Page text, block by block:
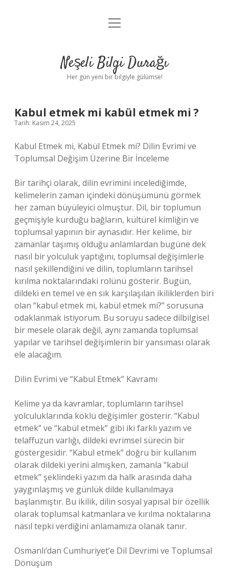
Anasayfa
Yasal Uyarı
menüyü
Neşeli Bilgi Durağı
Her gün yeni bir bilgiyle gülümse!
Kabul etmek mi kabül etmek mi ?
Tarih: Kasım 24, 2025
Kabul Etmek mi, Kabül Etmek mi? Dilin Evrimi ve
Toplumsal Değişim Üzerine Bir İnceleme
Bir tarihçi olarak, dilin evrimini incelediğimde,
kelimelerin zaman içindeki dönüşümünü görmek
her zaman büyüleyici olmuştur. Dil, bir toplumun
geçmişiyle kurduğu bağların, kültürel kimliğin ve
toplumsal yapının bir aynasıdır. Her kelime, bir
zamanlar taşımış olduğu anlamlardan bugüne dek
nasıl bir yolculuk yaptığını, toplumsal değişimlerle
nasıl şekillendiğini ve dilin, toplumların tarihsel
kırılma noktalarındaki rolünü gösterir. Bugün,
dildeki en temel ve en sık karşılaşılan ikiliklerden biri
olan “kabul etmek mi, kabül etmek mi?” sorusuna
odaklanmak istiyorum. Bu soruyu sadece dilbilgisel
bir mesele olarak değil, aynı zamanda toplumsal
yapılar ve tarihsel değişimlerin bir yansıması olarak
ele alacağım.
Dilin Evrimi ve “Kabul Etmek” Kavramı
Kelime ya da kavramlar, toplumların tarihsel
yolculuklarında köklü değişimler gösterir. “Kabul
etmek” ve “kabül etmek” gibi iki farklı yazım ve
telaffuzun varlığı, dildeki evrimsel sürecin bir
göstergesidir. “Kabul etmek” doğru bir kullanım
olarak dildeki yerini almışken, zamanla “kabül
etmek” şeklindeki yazım da halk arasında daha
yaygınlaşmış ve günlük dilde kullanılmaya
başlanmıştır. Bu ikilik, dilin sosyal yapısal bir özellik
olarak toplumsal katmanlara ve kırılma noktalarına
nasıl tepki verdiğini anlamamıza olanak tanır.
Osmanlı’dan Cumhuriyet’e Dil Devrimi ve Toplumsal
Dönüşüm